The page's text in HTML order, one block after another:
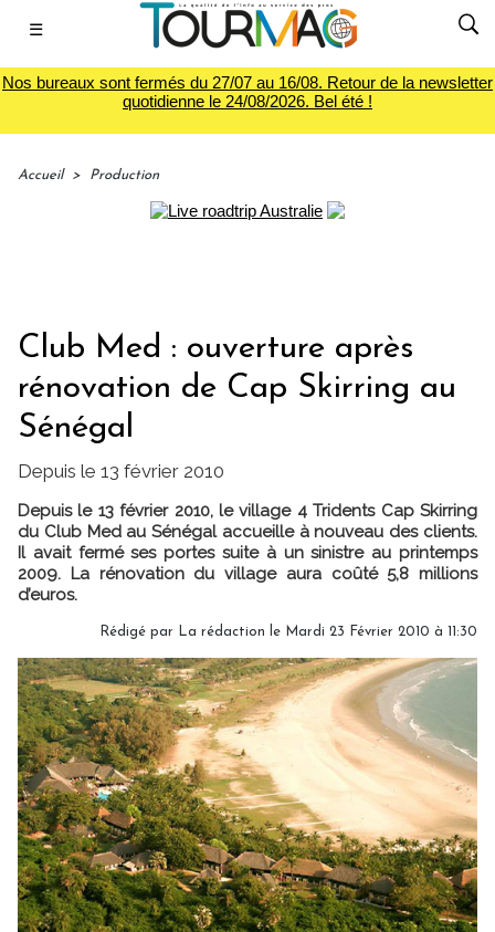
☰
Nos bureaux sont fermés du 27/07 au 16/08. Retour de la newsletter
quotidienne le 24/08/2026. Bel été !
Accueil > Production
Club Med : ouverture après
rénovation de Cap Skirring au
Sénégal
Depuis le 13 février 2010
Depuis le 13 février 2010, le village 4 Tridents Cap Skirring
du Club Med au Sénégal accueille à nouveau des clients.
Il avait fermé ses portes suite à un sinistre au printemps
2009. La rénovation du village aura coûté 5,8 millions
d’euros.
Rédigé par La rédaction le Mardi 23 Février 2010 à 11:30